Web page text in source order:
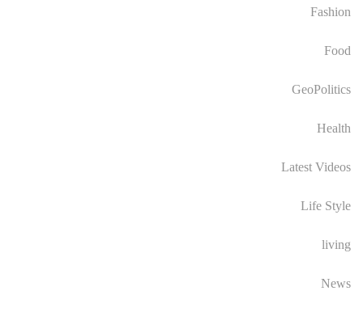
Fashion
Food
GeoPolitics
Health
Latest Videos
Life Style
living
News